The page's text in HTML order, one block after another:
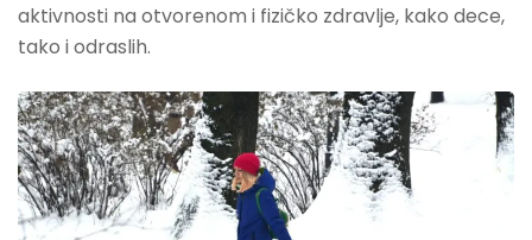
aktivnosti na otvorenom i fizičko zdravlje, kako dece,
tako i odraslih.